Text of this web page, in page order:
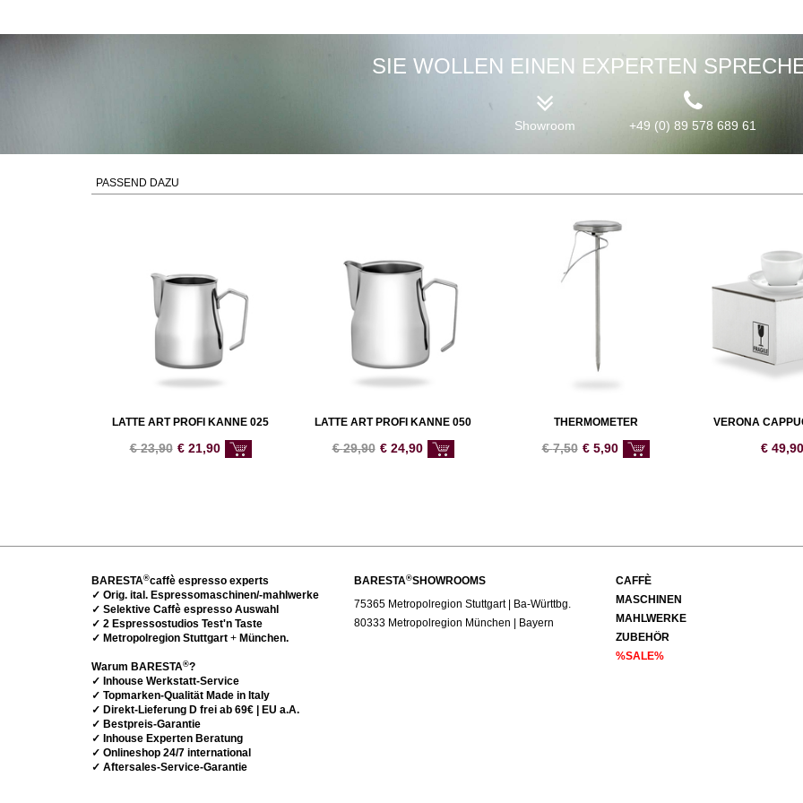
SIE WOLLEN EINEN EXPERTEN
Showroom +49 (0) 89 578 689 61
PASSEND DAZU
LATTE ART PROFI KANNE 025
€23,90 € 21,90
LATTE ART PROFI KANNE 050
€29,90 € 24,90
THERMOMETER
€7,50 € 5,90
VERONA
€ 49,90
BARESTA®caffè espresso experts
✓ Orig. ital. Espressomaschinen/-mahlwerke
✓ Selektive Caffè espresso Auswahl
✓ 2 Espressostudios Test'n Taste
✓ Metropolregion Stuttgart + München.
Warum BARESTA®?
✓ Inhouse Werkstatt-Service
✓ Topmarken-Qualität Made in Italy
✓ Direkt-Lieferung D frei ab 69€ | EU a.A.
✓ Bestpreis-Garantie
✓ Inhouse Experten Beratung
✓ Onlineshop 24/7 international
✓ Aftersales-Service-Garantie
BARESTA®SHOWROOMS
75365 Metropolregion Stuttgart | Ba-Württbg.
80333 Metropolregion München | Bayern
CAFFÈ
MASCHINEN
MAHLWERKE
ZUBEHÖR
%SALE%